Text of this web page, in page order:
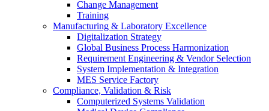
Change Management
Training
Manufacturing & Laboratory Excellence
Digitalization Strategy
Global Business Process Harmonization
Requirement Engineering & Vendor Selection
System Implementation & Integration
MES Service Factory
Compliance, Validation & Risk
Computerized Systems Validation